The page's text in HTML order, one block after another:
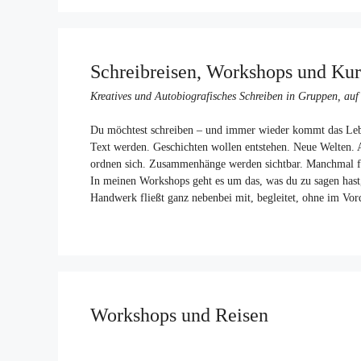
Schreibreisen, Workshops und
Kreatives und Autobiografisches Schreiben in Gruppen,
Du möchtest schreiben – und immer wieder kommt das
Text werden. Geschichten wollen entstehen. Neue
ordnen sich. Zusammenhänge werden sichtbar.
In meinen Workshops geht es um das, was du zu sagen
Handwerk fließt ganz nebenbei mit, begleitet, ohne im
Workshops und Reisen